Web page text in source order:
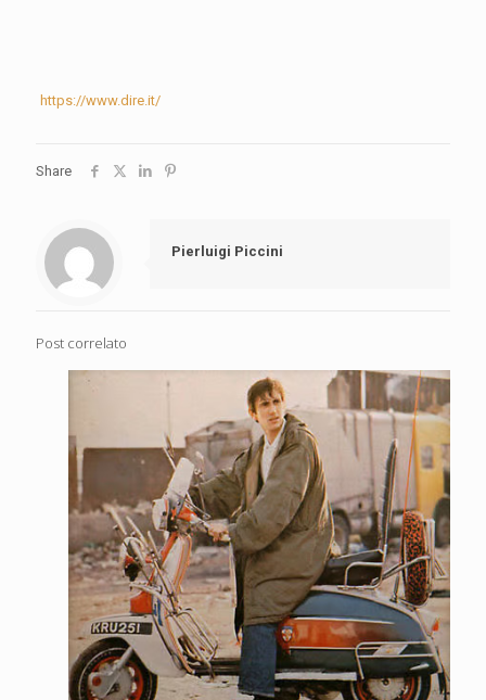
https://www.dire.it/
Share
Pierluigi Piccini
Post correlato